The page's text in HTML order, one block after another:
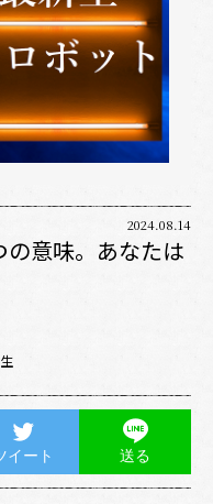
2024.08.14
意味。あなたは
イート 送る